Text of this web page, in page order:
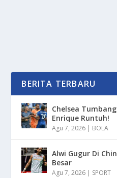
BERITA TERBARU
Chelsea
Enrique Runtuh!
Agu 7, 2026 | BOLA
Alwi Gugur Di
Besar
Agu 7, 2026 | SPORT